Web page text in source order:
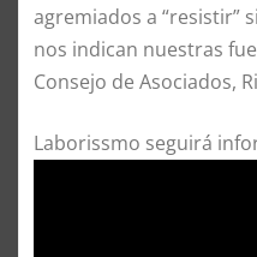
agremiados a “resistir”
nos indican nuestras
Consejo de Asociados,
Laborissmo seguirá